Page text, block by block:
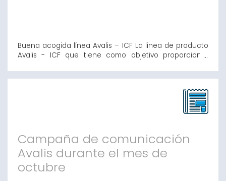
Buena acogida línea Avalis – ICF La línea de producto
Avalis - ICF que tiene como objetivo proporcionar
favor de pymes y autónomos, ha tenido una buena
registrado más de un centenar de solicitudes y se han
Campaña de comunicación
Avalis durante el mes de
octubre